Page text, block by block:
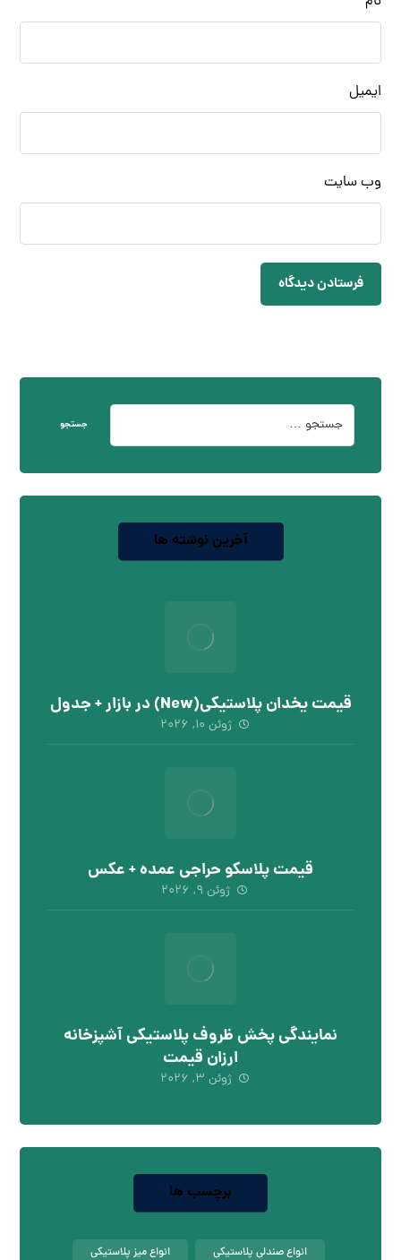
ایمیل
وب‌ سایت
فرستادن دیدگاه
جستجو
آخرین نوشته ها
قیمت یخدان پلاستیکی(New) در بازار + جدول
ژوئن ۱۰, ۲۰۲۶
قیمت پلاسکو حراجی عمده + عکس
ژوئن ۹, ۲۰۲۶
نمایندگی پخش ظروف پلاستیکی آشپزخانه
ارزان قیمت
ژوئن ۳, ۲۰۲۶
برچسب ها
انواع صندلی پلاستیکی انواع میز پلاستیکی